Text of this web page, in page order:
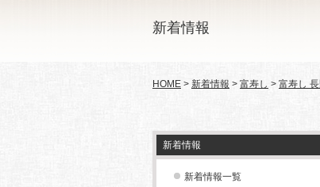
新着情報
HOME > 新着情報 > 富寿し > 富寿し
新着情報
新着情報一覧